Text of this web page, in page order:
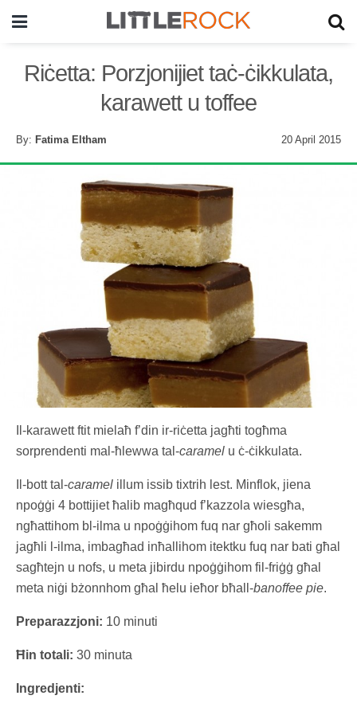
Riċetta: Porzjonijiet taċ-ċikkulata,
karawett u toffee
By: Fatima Eltham 20 April 2015
Il-karawett ftit mielaħ f’din ir-riċetta jagħti togħma
sorprendenti mal-ħlewwa tal-caramel u ċ-ċikkulata.
Il-bott tal-caramel illum issib tixtrih lest. Minflok, jiena
npoġġi 4 bottijiet ħalib magħqud f’kazzola wiesgħa,
ngħattihom bl-ilma u npoġġihom fuq nar għoli sakemm
jagħli l-ilma, imbagħad inħallihom itektku fuq nar bati għal
sagħtejn u nofs, u meta jibirdu npoġġihom fil-friġġ għal
meta niġi bżonnhom għal ħelu ieħor bħall-banoffee pie.
Preparazzjoni: 10 minuti
Ħin totali: 30 minuta
Ingredjenti: